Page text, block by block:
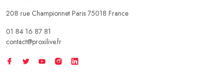
208 rue Championnet Paris 75018 France
01 84 16 87 81
contact@proxilive.fr